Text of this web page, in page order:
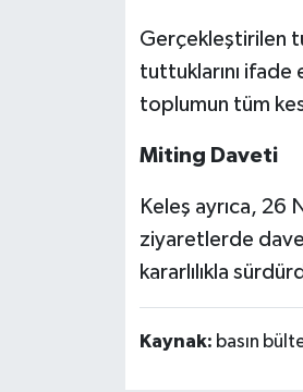
Gerçekleştirilen
tuttuklarını ifade
toplumun tüm
Miting Daveti
Keleş ayrıca, 26
ziyaretlerde
kararlılıkla
Kaynak: basın